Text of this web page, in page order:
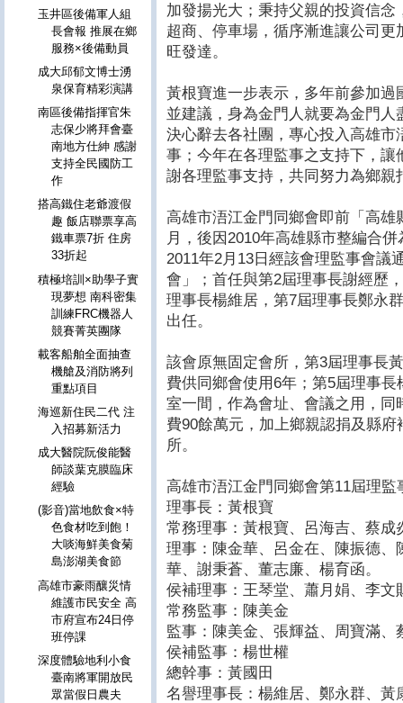
加發揚光大；秉持父親的投資信
超商、停車場，循序漸進讓公司
旺發達。
黃根寶進一步表示，多年前參加
並建議，身為金門人就要為金門
決心辭去各社團，專心投入高雄
事；今年在各理監事之支持下，
謝各理監事支持，共同努力為鄉親
高雄市浯江金門同鄉會即前「高雄
月，後因2010年高雄縣市整編合
2011年2月13日經該會理監事會議
會」；首任與第2屆理事長謝經歷
理事長楊維居，第7屆理事長鄭永
出任。
該會原無固定會所，第3屆理事長
費供同鄉會使用6年；第5屆理事
室一間，作為會址、會議之用，
費90餘萬元，加上鄉親認捐及縣
所。
高雄市浯江金門同鄉會第11屆理監
理事長：黃根寶
常務理事：黃根寶、呂海吉、蔡成
理事：陳金華、呂金在、陳振德
華、謝秉蒼、董志廉、楊育函。
侯補理事：王琴堂、蕭月娟、李文
常務監事：陳美金
監事：陳美金、張輝益、周寶滿、
侯補監事：楊世權
總幹事：黃國田
名譽理事長：楊維居、鄭永群、黃
玉井區後備軍人組
長會報 推展在鄉
服務×後備動員
成大邱郁文博士湧
泉保育精彩演講
南區後備指揮官朱
志保少將拜會臺
南地方仕紳 感謝
支持全民國防工
作
搭高鐵住老爺渡假
趣 飯店聯票享高
鐵車票7折 住房
33折起
積極培訓×助學子實
現夢想 南科密集
訓練FRC機器人
競賽菁英團隊
載客船舶全面抽查
機艙及消防將列
重點項目
海巡新住民二代 注
入招募新活力
成大醫院阮俊能醫
師談葉克膜臨床
經驗
(影音)當地飲食×特
色食材吃到飽！
大啖海鮮美食菊
島澎湖美食節
高雄市豪雨釀災情
維護市民安全 高
市府宣布24日停
班停課
深度體驗地利小食
臺南將軍開放民
眾當假日農夫